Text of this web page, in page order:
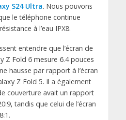
S24 Ultra. Nous pouvons
le téléphone continue
à l’eau IPX8.
entendre que l’écran de
Z Fold 6 mesure 6.4 pouces
hausse par rapport à l’écran
Z Fold 5. Il a également
couverture avait un rapport
tandis que celui de l’écran